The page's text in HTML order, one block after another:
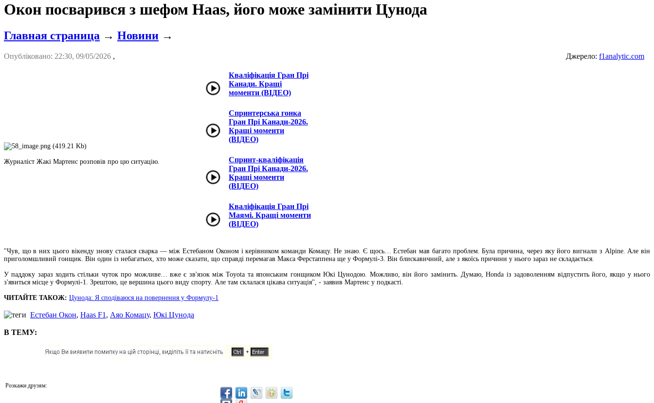
Окон посварився з шефом Haas, його може замінити Цунода
Главная страница → Новини →
Опубліковано: 22:30, 09/05/2026 , Джерело: f1analytic.com
Журналіст Жакі Мартенс розповів про цю ситуацію.
Кваліфікація Гран Прі
Канади. Кращі
моменти (ВІДЕО)
Спринтерська гонка
Гран Прі Канади-2026.
Кращі моменти
(ВІДЕО)
Спринт-кваліфікація
Гран Прі Канади-2026.
Кращі моменти
(ВІДЕО)
Кваліфікація Гран Прі
Маямі. Кращі моменти
(ВІДЕО)
"Чув, що в них цього вікенду знову сталася сварка — між Естебаном Оконом і керівником команди Комацу. Не знаю. Є щось… Естебан мав багато проблем. Була причина, через яку його вигнали з Alpine. Але він
приголомшливий гонщик. Він один із небагатьох, хто може сказати, що справді перемагав Макса Ферстаппена ще у Формулі-3. Він блискавичний, але з якоїсь причини у нього зараз не складається.
У паддоку зараз ходить стільки чуток про можливе… вже є зв'язок між Toyota та японським гонщиком Юкі Цунодою. Можливо, він його замінить. Думаю, Honda із задоволенням відпустить його, якщо у нього
з'явиться місце у Формулі-1. Зрештою, це вершина цього виду спорту. Але там склалася цікава ситуація", - заявив Мартенс у подкасті.
ЧИТАЙТЕ ТАКОЖ: Цунода: Я сподіваюся на повернення у Формулу-1
Естебан Окон, Haas F1 , Аяо Комацу, Юкі Цунода
В ТЕМУ:
Розкажи друзям: